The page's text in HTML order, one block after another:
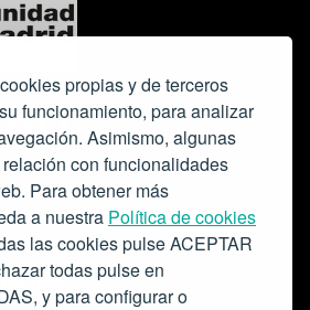
propias y de terceros
funcionamiento, para analizar
Asimismo, algunas
con funcionalidades
Para obtener más
a nuestra Política de cookies
las cookies pulse ACEPTAR
todas pulse en
y para configurar o